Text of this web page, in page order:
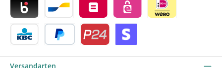
Blik by mollieBancontact by mollie
Belfius by mollieeps by mollie
Versandarten